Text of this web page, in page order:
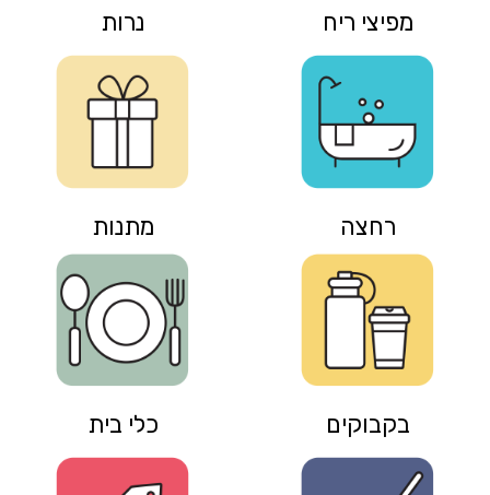
מפיצי ריח
רחצה
נרות
מתנות
בקבוקים כלי בית